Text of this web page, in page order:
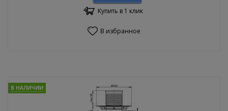
Купить в 1 клик
В избранное
В НАЛИЧИИ